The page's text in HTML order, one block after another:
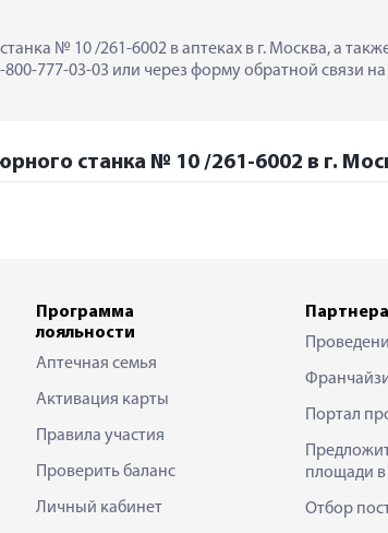
№ 10 /261-6002 в аптеках в г. Москва, а
777-03-03 или через форму обратной связи на
станка № 10 /261-6002 в г.
Программа
лояльности
Аптечная семья
Активация карты
Правила участия
Проверить баланс
Личный кабинет
Портал
площади в
Отбор